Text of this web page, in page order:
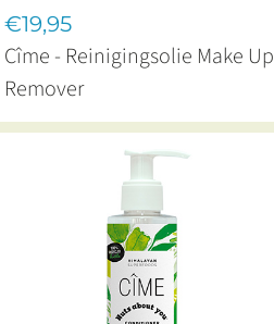
€19,95
Cîme - Reinigingsolie Make Up
Remover